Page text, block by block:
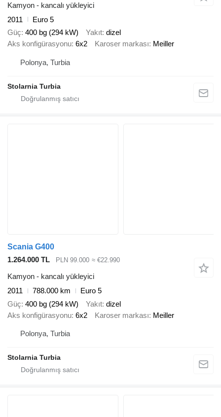
Kamyon - kancalı yükleyici
2011
Euro 5
Güç 400 bg (294 kW) Yakıt dizel
Aks konfigürasyonu 6x2 Karoser markası Meiller
Polonya, Turbia
Stolarnia Turbia
Scania G400
1.264.000 TL
PLN 99.000 ≈ €22.990
Kamyon - kancalı yükleyici
2011
788.000 km
Euro 5
Güç 400 bg (294 kW) Yakıt dizel
Aks konfigürasyonu 6x2 Karoser markası Meiller
Polonya, Turbia
Stolarnia Turbia